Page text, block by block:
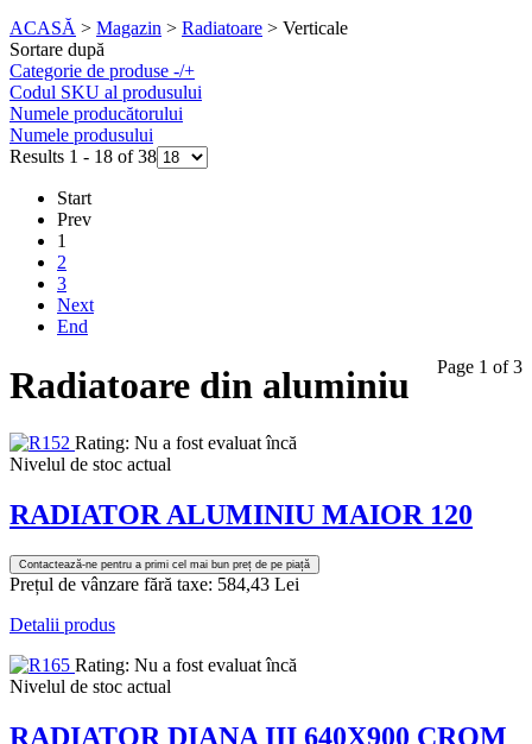
ACASĂ > Magazin > Radiatoare > Verticale
Sortare după
Categorie de produse -/+
Codul SKU al produsului
Numele producătorului
Numele produsului
Results 1 - 18 of 38
Start
Prev
1
2
3
Next
End
Page 1 of 3
Radiatoare din aluminiu
Rating: Nu a fost evaluat încă
Nivelul de stoc actual
RADIATOR ALUMINIU MAIOR 120
Contactează-ne pentru a primi cel mai bun preț de pe piață
Prețul de vânzare fără taxe: 584,43 Lei
Detalii produs
Rating: Nu a fost evaluat încă
Nivelul de stoc actual
RADIATOR DIANA III 640X900 CROM